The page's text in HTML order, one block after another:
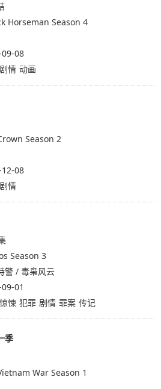
Horseman Season 4
08
剧情 动画
Season 2
08
剧情
Season 3
警 / 毒枭风云
01
惊悚 犯罪 剧情 罪案 传记
季
War Season 1